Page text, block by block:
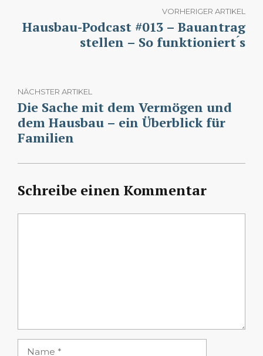
VORHERIGER ARTIKEL
Hausbau-Podcast #013 – Bauantrag
stellen – So funktioniert ́s
NÄCHSTER ARTIKEL
Die Sache mit dem Vermögen und
dem Hausbau – ein Überblick für
Familien
Schreibe einen Kommentar